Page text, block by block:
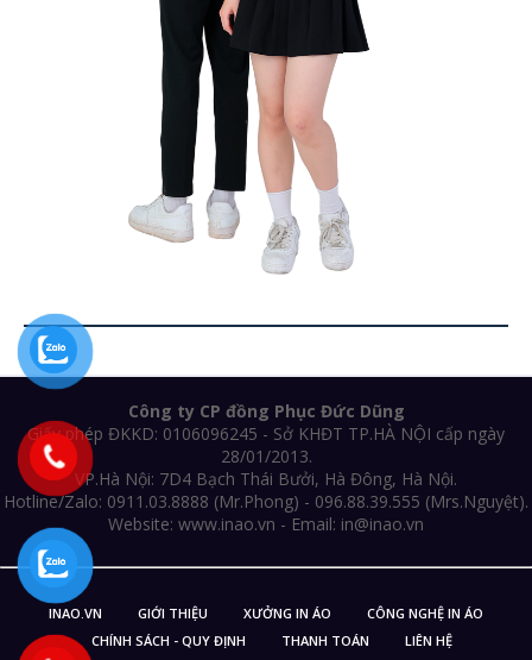
Công ty CP đồng Phục Đức Dũng
Giấy phép ĐKKD: 0106096245 - Sở KHĐT TP.HÀ NỘI cấp ngày
28/01/2013.
VP.Hà Nội: 7D4 Bạch Thái Bưởi, Hà Đông, Hà Nội.
Hotline/Zalo: 0911.03.8888 (Mr.Phong) - 096.88.39.555 (Mrs.Nguyệt).
Website: www.inao.vn - Email: in@inao.vn
INAO.VN GIỚI THIỆU XƯỞNG IN ÁO
CÔNG NGHỆ IN ÁO
CHÍNH SÁCH - QUY ĐỊNH
THANH TOÁN LIÊN HỆ